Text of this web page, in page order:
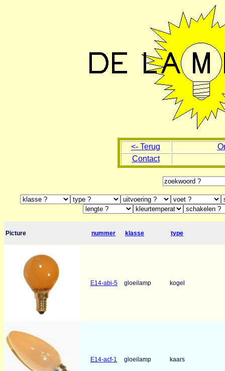
<- Terug
Contact
Picture nummer klasse type
E14-abi-5 gloeilamp kogel
E14-acf-1 gloeilamp kaars